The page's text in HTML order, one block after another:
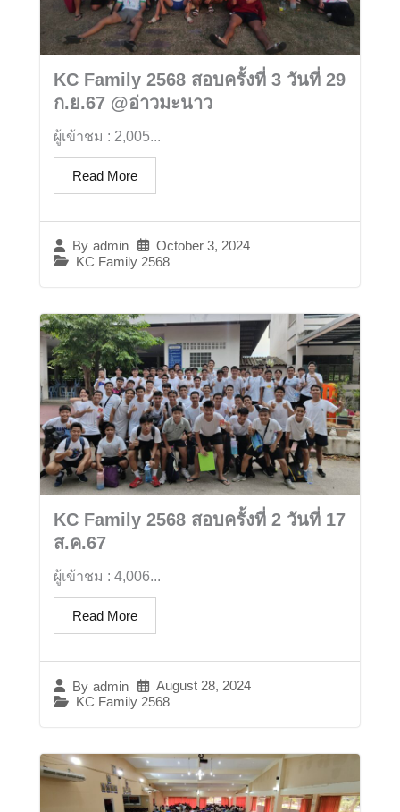
KC Family 2568 สอบครั้งที่ 3 วันที่ 29
ก.ย.67 @อ่าวมะนาว
By admin
October 3, 2024
KC Family 2568
ผู้เข้าชม : 2,005...
Read More
KC Family 2568 สอบครั้งที่ 2 วันที่ 17
ส.ค.67
By admin
August 28, 2024
KC Family 2568
ผู้เข้าชม : 4,006...
Read More